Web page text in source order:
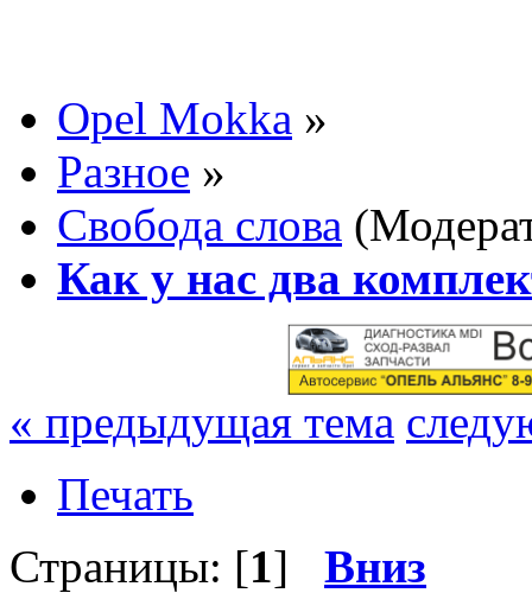
Opel Mokka »
Разное »
Свобода слова
Как у нас два
« предыдущая тема
Печать
Страницы: [1] Вниз